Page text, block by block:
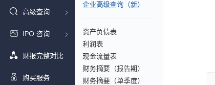
高级查询
IPO 咨询
财报完整对比
购买服务
企业高级查询（新）
资产负债表
利润表
现金流量表
财务摘要（报告期）
财务摘要（单季度）